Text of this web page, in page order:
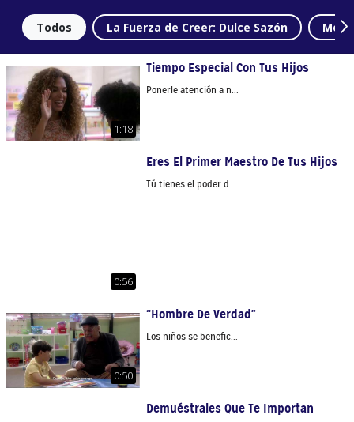
Todos La Fuerza de Creer: Dulce Sazón
1:18
Tiempo Especial Con Tus Hijos
Ponerle atención a n...
0:56
Eres El Primer Maestro De Tus Hijos
Tú tienes el poder d...
0:50
“Hombre De Verdad”
Los niños se benefic...
Demuéstrales Que Te Importan